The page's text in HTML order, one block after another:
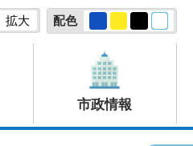
拡大 配色
市政情報